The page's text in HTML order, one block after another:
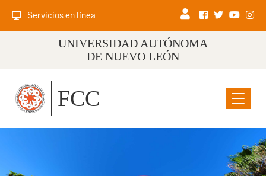
Servicios en línea
UNIVERSIDAD AUTÓNOMA
DE NUEVO LEÓN
Menu
FCC